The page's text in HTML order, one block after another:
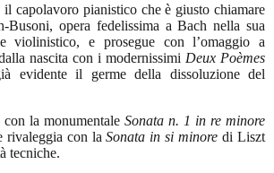
il capolavoro pianistico che è giusto chiamare
opera fedelissima a Bach nella sua
violinistico, e prosegue con l’omaggio a
nascita con i modernissimi Deux Poèmes
evidente il germe della dissoluzione del
la monumentale Sonata n. 1 in re minore
rivaleggia con laSonata in si minore di Liszt
tecniche.